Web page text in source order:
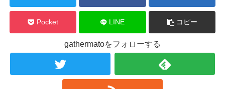
Pocket LINE コピー
gathermatoをフォローする